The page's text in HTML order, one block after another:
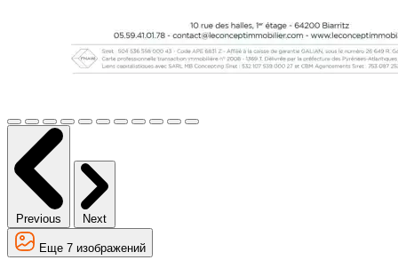
Previous Next
Еще 7 изображений